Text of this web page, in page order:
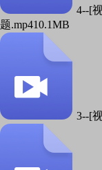
4--[
题.mp410.1MB
3--[